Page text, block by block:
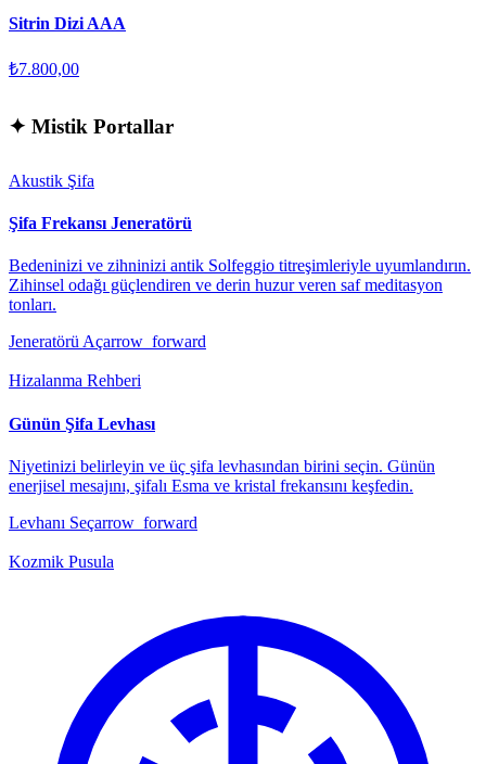
Sitrin Dizi AAA
₺7.800,00
✦ Mistik Portallar
Akustik Şifa
Şifa Frekansı Jeneratörü
Bedeninizi ve zihninizi antik Solfeggio titreşimleriyle uyumlandırın.
Zihinsel odağı güçlendiren ve derin huzur veren saf meditasyon
tonları.
Jeneratörü Açarrow_forward
Hizalanma Rehberi
Günün Şifa Levhası
Niyetinizi belirleyin ve üç şifa levhasından birini seçin. Günün
enerjisel mesajını, şifalı Esma ve kristal frekansını keşfedin.
Levhanı Seçarrow_forward
Kozmik Pusula